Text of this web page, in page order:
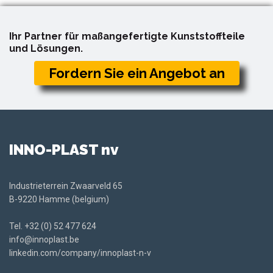
Ihr Partner für maßangefertigte Kunststoffteile
und Lösungen.
Fordern Sie ein Angebot an
INNO-PLAST nv
Industrieterrein Zwaarveld 65
B-9220 Hamme (belgium)
Tel. +32 (0) 52 477 624
info@innoplast.be
linkedin.com/company/innoplast-n-v